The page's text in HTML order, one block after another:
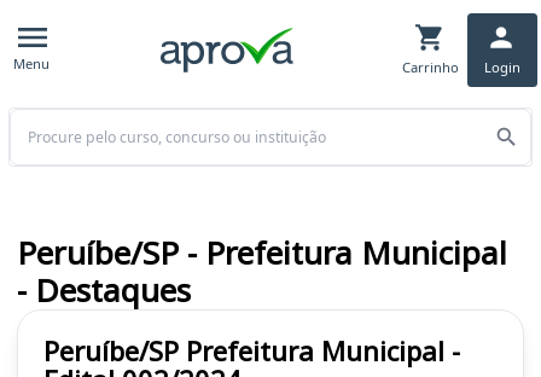
Menu Carrinho Login
Buscar
Peruíbe/SP Prefeitura Municipal -
Peruíbe/SP - Prefeitura Municipal
- Destaques